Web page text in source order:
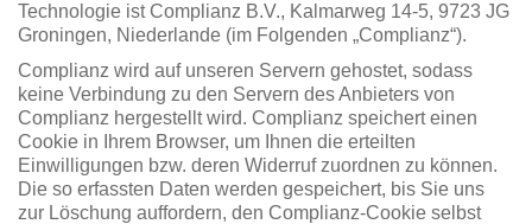
Technologie ist Complianz B.V., Kalmarweg 14-5, 9723 JG
Groningen, Niederlande (im Folgenden „Complianz“).
Complianz wird auf unseren Servern gehostet, sodass
keine Verbindung zu den Servern des Anbieters von
Complianz hergestellt wird. Complianz speichert einen
Cookie in Ihrem Browser, um Ihnen die erteilten
Einwilligungen bzw. deren Widerruf zuordnen zu können.
Die so erfassten Daten werden gespeichert, bis Sie uns
zur Löschung auffordern, den Complianz-Cookie selbst